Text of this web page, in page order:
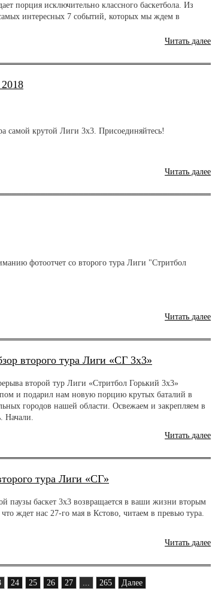
порция исключительно классного баскетбола. Из
интересных 7 событий, которых мы ждем в
Читать далее
самой крутой Лиги 3х3. Присоединяйтесь!
Читать далее
фотоотчет со второго тура Лиги "Стритбол
Читать далее
второго тура Лиги «СГ 3х3»
второй тур Лиги «Стритбол Горький 3х3»
и подарил нам новую порцию крутых баталий в
городов нашей области. Освежаем и закрепляем в
Начали.
Читать далее
тура Лиги «СГ»
паузы баскет 3x3 возвращается в ваши жизни вторым
ждет нас 27-го мая в Кстово, читаем в превью тура.
Читать далее
24 25 26 27 ... 265 Далее